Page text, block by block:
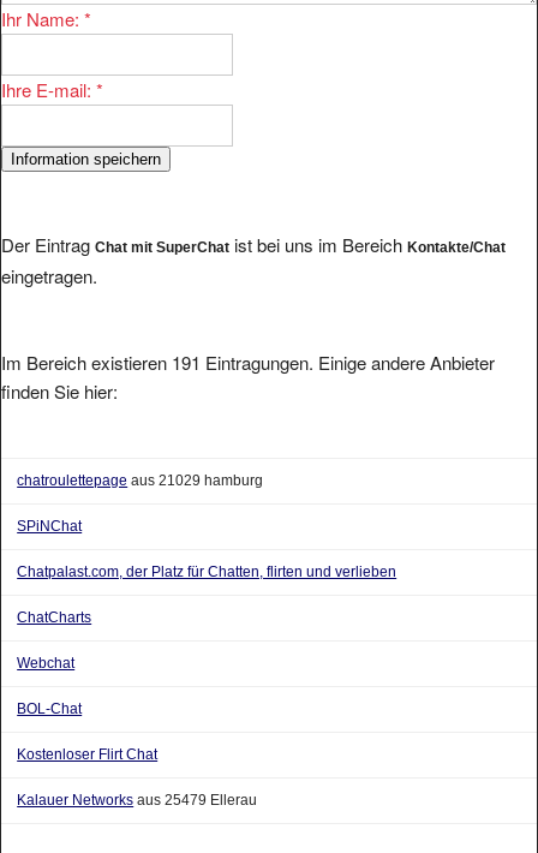
Ihr Name: *
Ihre E-mail: *
Der Eintrag Chat mit SuperChat ist bei uns im Bereich Kontakte/Chat
eingetragen.
Im Bereich existieren 191 Eintragungen. Einige andere Anbieter
finden Sie hier:
chatroulettepage aus 21029 hamburg
SPiNChat
Chatpalast.com, der Platz für Chatten, flirten und verlieben
ChatCharts
Webchat
BOL-Chat
Kostenloser Flirt Chat
Kalauer Networks aus 25479 Ellerau